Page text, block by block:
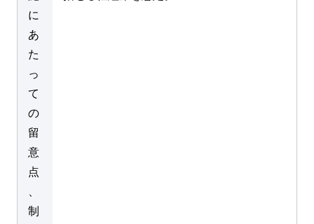
に
あ
た
っ
て
の
留
意
点
制